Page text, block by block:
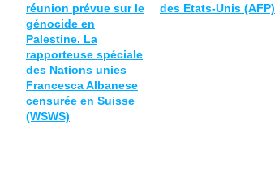
réunion prévue sur le
génocide en
Palestine. La
rapporteuse spéciale
des Nations unies
Francesca Albanese
censurée en Suisse
(WSWS)
des Etats-Unis (AFP)